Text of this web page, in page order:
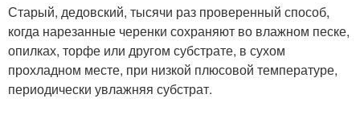
Старый, дедовский, тысячи раз проверенный способ,
когда нарезанные черенки сохраняют во влажном песке,
опилках, торфе или другом субстрате, в сухом
прохладном месте, при низкой плюсовой температуре,
периодически увлажняя субстрат.